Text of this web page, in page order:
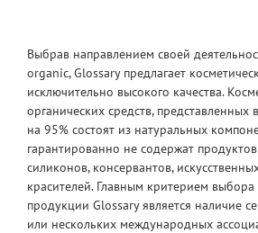
Выбрав направлением своей
organic, Glossary предлагает
исключительно высокого качества.
органических средств,
на 95% состоят из натуральных
гарантированно не содержат
силиконов, консервантов,
красителей. Главным критерием выбора
продукции Glossary является наличие
или нескольких международных